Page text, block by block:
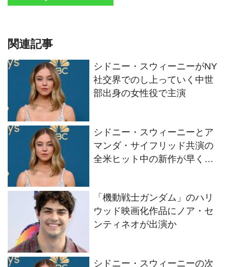
関連記事
シドニー・スウィーニーがNY
社交界でのし上っていく中世
部出身の女性役で主演
シドニー・スウィーニーとア
マンダ・サイフリッド共演の
全米ヒット中の新作が早くも
「機動戦士ガンダム」のハリ
ウッド映画化作品にノア・セ
ンティネオが出演か
シドニー・スウィーニーの次